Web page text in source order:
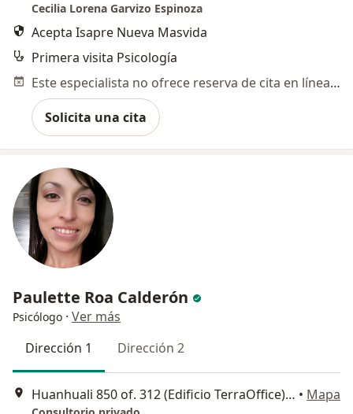
Cecilia Lorena Garvizo Espinoza
Acepta Isapre Nueva Masvida
Primera visita Psicología
Este especialista no ofrece reserva de cita en línea en esta dirección.
Solicita una cita
Paulette Roa Calderón
Psicólogo · Ver más
Dirección 1
Dirección 2
Huanhuali 850 of. 312 (Edificio TerraOffice) La Serena, La Serena • Mapa